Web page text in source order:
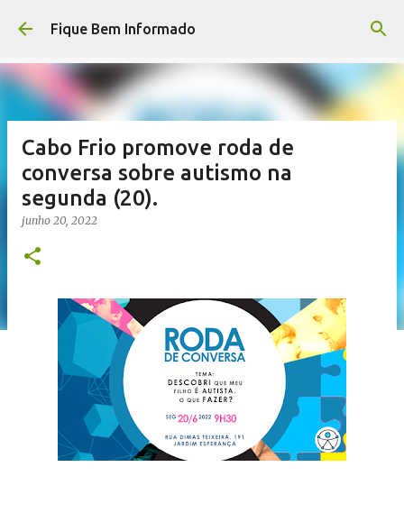
Pular para o conteúdo principal
Fique Bem Informado
Cabo Frio promove roda de
conversa sobre autismo na
segunda (20).
junho 20, 2022